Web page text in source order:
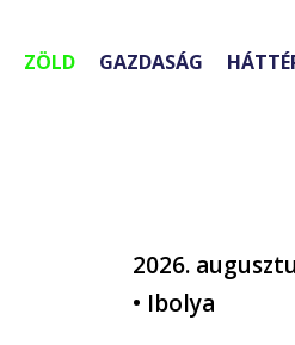
ZÖLD GAZDASÁG
2026.
• Ibolya